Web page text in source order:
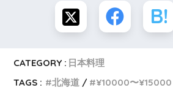
CATEGORY : 日本料理
TAGS :
北海道 ¥10000〜¥15000